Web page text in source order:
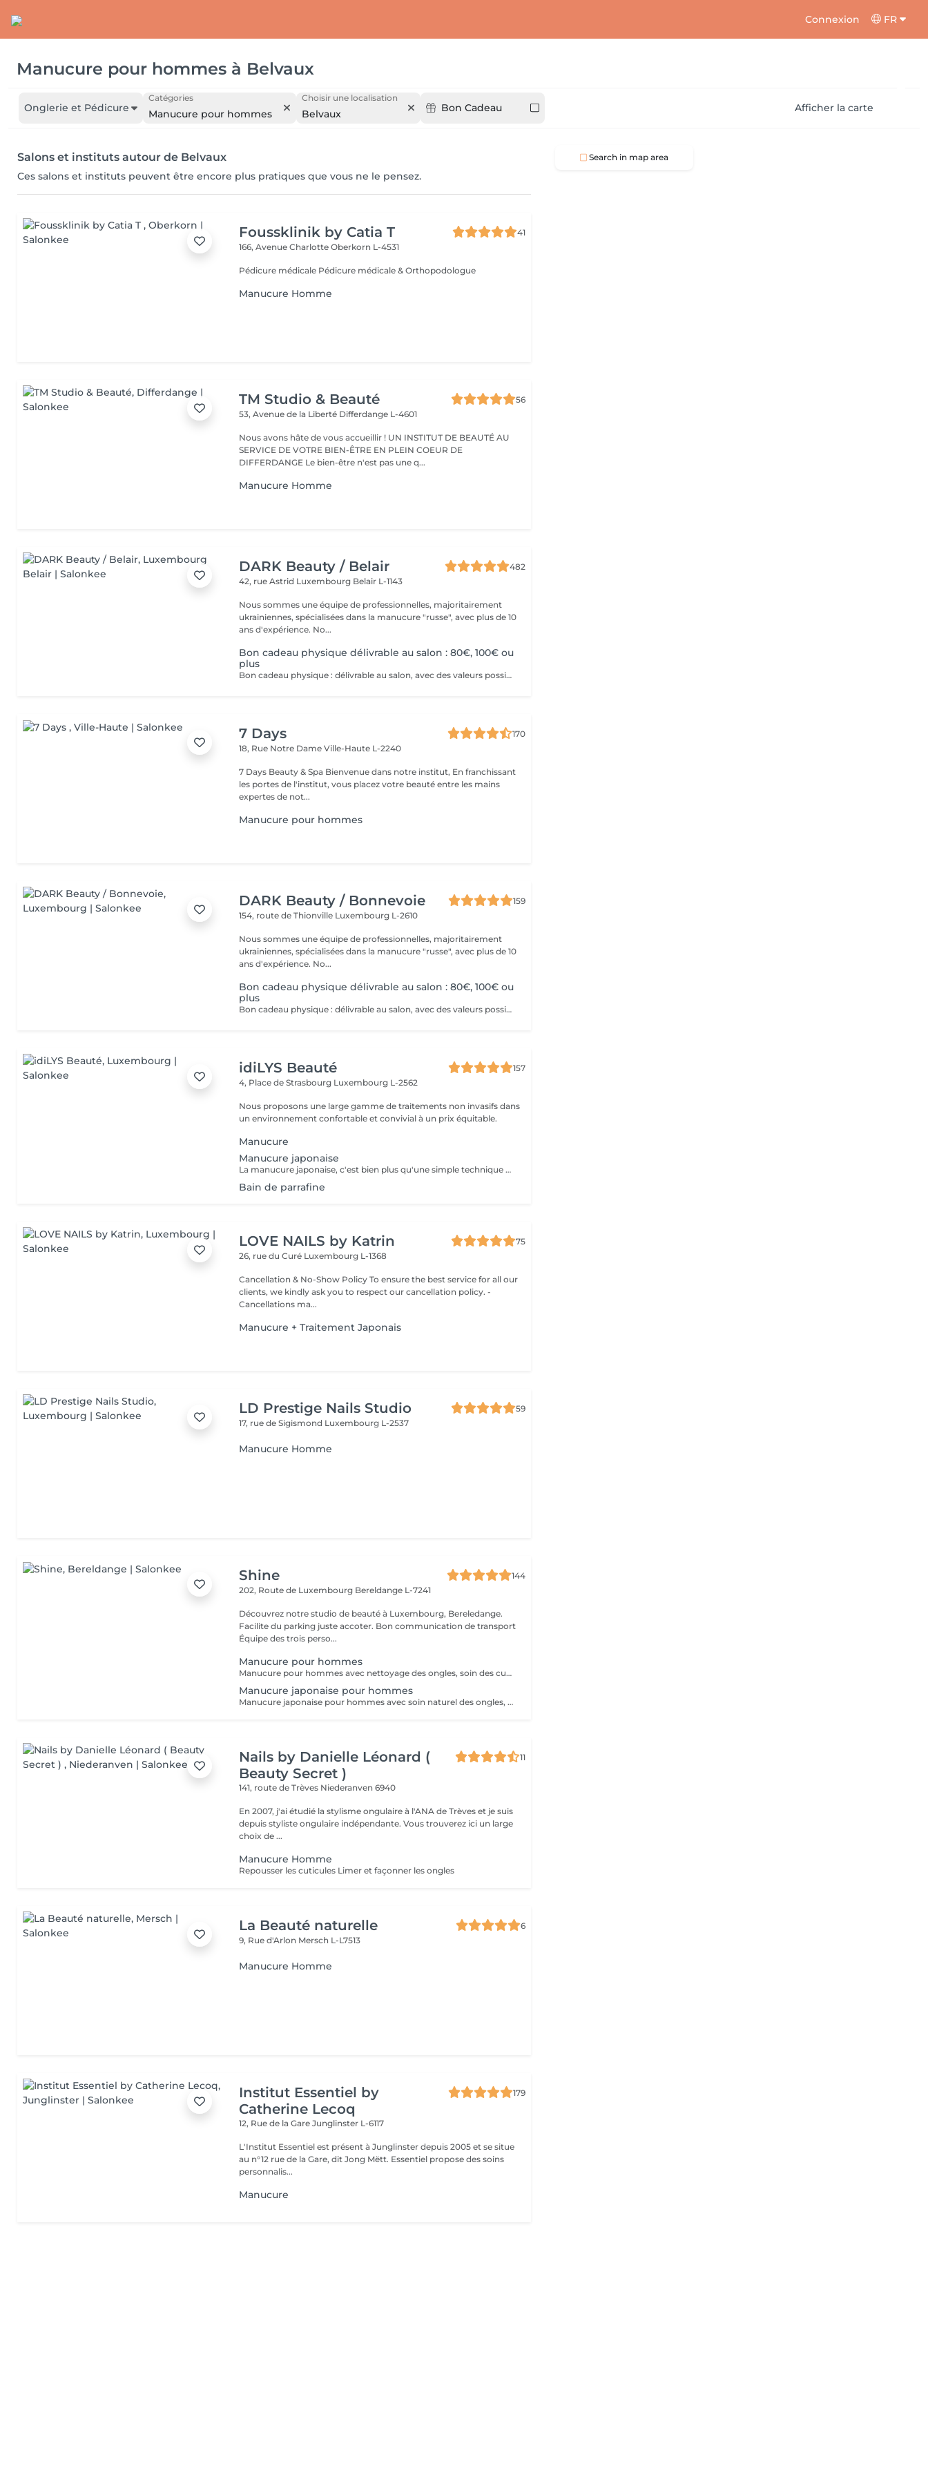
Connexion FR
Manucure pour hommes à Belvaux
Onglerie et Pédicure
Catégories
Manucure pour hommes
Choisir une localisation
Belvaux Bon Cadeau Afficher la carte
Salons et instituts autour de Belvaux
Ces salons et instituts peuvent être encore plus pratiques que vous ne le pensez.
Foussklinik by Catia T
41
166, Avenue CharlotteOberkorn L-4531
Pédicure médicale Pédicure médicale & Orthopodologue
Manucure Homme
TM Studio & Beauté
56
53, Avenue de la Liberté Differdange L-4601
Nous avons hâte de vous accueillir ! UN INSTITUT DE BEAUTÉ AU
SERVICE DE VOTRE BIEN-ÊTRE EN PLEIN COEUR DE
DIFFERDANGE Le bien-être n'est pas une q...
Manucure Homme
DARK Beauty / Belair
482
42, rue Astrid Luxembourg Belair L-1143
Nous sommes une équipe de professionnelles, majoritairement
ukrainiennes, spécialisées dans la manucure "russe", avec plus de 10
ans d'expérience. No...
Bon cadeau physique délivrable au salon : 80€, 100€ ou
plus
Bon cadeau physique : délivrable au salon, avec des valeurs possibles de 80€, 100€ ou plus de 100€. Bon cadeau électronique : délivrable par email, avec une valeur à choisir librement, à acheter directement sur ce site internet. Nos bons cadeaux sont valables sur tous nos services et peuvent être utilisés en plusieurs fois.
7 Days
170
18, Rue Notre DameVille-Haute L-2240
7 Days Beauty & Spa Bienvenue dans notre institut, En franchissant
les portes de l'institut, vous placez votre beauté entre les mains
expertes de not...
Manucure pour hommes
DARK Beauty / Bonnevoie
159
154, route de Thionville Luxembourg L-2610
Nous sommes une équipe de professionnelles, majoritairement
ukrainiennes, spécialisées dans la manucure "russe", avec plus de 10
ans d'expérience. No...
Bon cadeau physique délivrable au salon : 80€, 100€ ou
plus
Bon cadeau physique : délivrable au salon, avec des valeurs possibles de 80€, 100€ ou plus de 100€. Bon cadeau électronique : délivrable par email, avec une valeur à choisir librement, à acheter directement sur ce site internet. Nos bons cadeaux sont valables sur tous nos services et peuvent être utilisés en plusieurs fois.
idiLYS Beauté
157
4, Place de Strasbourg Luxembourg L-2562
Nous proposons une large gamme de traitements non invasifs dans
un environnement confortable et convivial à un prix équitable.
Manucure
Manucure japonaise
La manucure japonaise, c'est bien plus qu'une simple technique de soin des ongles. Le but, c'est vraiment de redonner de l'éclat et de la vitalité aux ongles. Des ingrédients naturels sont utilisés pour chouchouter les ongles et mettre en valeur leur beauté innée : - on nourrit et on renforce les ongles avec des produits comme la cire d'abeille, le lait de riz et le soja. - on utilise des outils spécifiques et des techniques toutes douces, comme un polissage délicat et l'application de pâtes riches en nutriments.
Bain de parrafine
LOVE NAILS by Katrin
75
26, rue du Curé Luxembourg L-1368
Cancellation & No-Show Policy To ensure the best service for all our
clients, we kindly ask you to respect our cancellation policy. -
Cancellations ma...
Manucure + Traitement Japonais
LD Prestige Nails Studio
59
17, rue de Sigismond Luxembourg L-2537
Manucure Homme
Shine
144
202, Route de Luxembourg Bereldange L-7241
Découvrez notre studio de beauté à Luxembourg, Bereledange.
Facilite du parking juste accoter. Bon communication de transport
Équipe des trois perso...
Manucure pour hommes
Manucure pour hommes avec nettoyage des ongles, soin des cuticules, mise en forme et hydratation des mains. Idéal pour des mains propres, soignées et naturelles.
Manucure japonaise pour hommes
Manucure japonaise pour hommes avec soin naturel des ongles, polissage avec pâte minérale et poudre nutritive. Renforce les ongles, donne une brillance naturelle et un aspect soigné sans vernis.
Nails by Danielle Léonard (
Beauty Secret )
11
141, route de Trèves Niederanven 6940
En 2007, j'ai étudié la stylisme ongulaire à l'ANA de Trèves et je suis
depuis styliste ongulaire indépendante. Vous trouverez ici un large
choix de ...
Manucure Homme
Repousser les cuticules Limer et façonner les ongles
La Beauté naturelle
6
9, Rue d'Arlon Mersch L-L7513
Manucure Homme
Institut Essentiel by
Catherine Lecoq
179
12, Rue de la GareJunglinster L-6117
L'Institut Essentiel est présent à Junglinster depuis 2005 et se situe
au n°12 rue de la Gare, dit Jong Mëtt. Essentiel propose des soins
personnalis...
Manucure
Search in map area